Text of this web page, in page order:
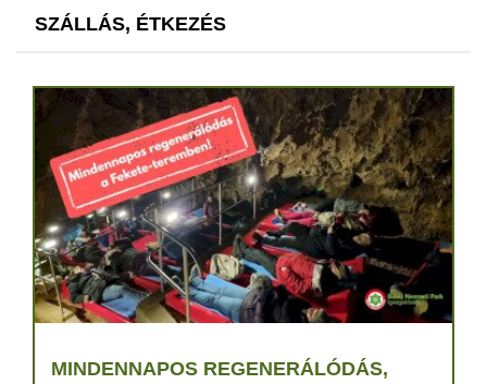
SZÁLLÁS, ÉTKEZÉS
MINDENNAPOS REGENERÁLÓDÁS,